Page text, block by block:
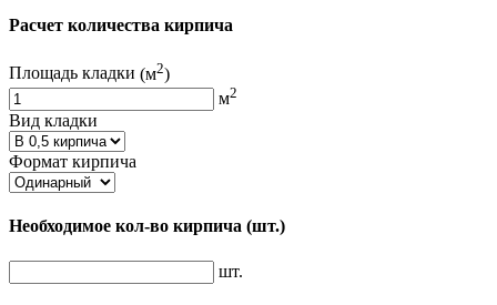
Расчет количества кирпича
Площадь кладки (м2)
м2
Вид кладки
Формат кирпича
Необходимое кол-во кирпича (шт.)
шт.